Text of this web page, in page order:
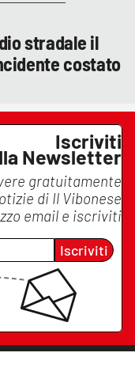
stradale il
costato
Iscriviti
Newsletter
gratuitamente
di Il Vibonese
email e iscriviti
Iscriviti